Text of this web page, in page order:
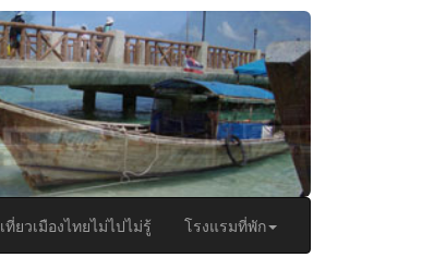
เที่ยวเมืองไทยไม่ไปไม่รู้ โรงแรมที่พัก